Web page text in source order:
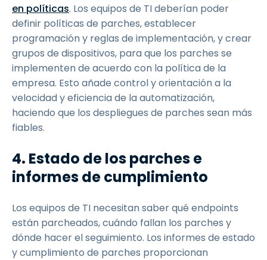
en políticas. Los equipos de TI deberían poder
definir políticas de parches, establecer
programación y reglas de implementación, y crear
grupos de dispositivos, para que los parches se
implementen de acuerdo con la política de la
empresa. Esto añade control y orientación a la
velocidad y eficiencia de la automatización,
haciendo que los despliegues de parches sean más
fiables.
4. Estado de los parches e
informes de cumplimiento
Los equipos de TI necesitan saber qué endpoints
están parcheados, cuándo fallan los parches y
dónde hacer el seguimiento. Los informes de estado
y cumplimiento de parches proporcionan